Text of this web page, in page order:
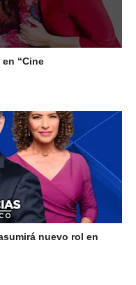
“Cine
nuevo rol en